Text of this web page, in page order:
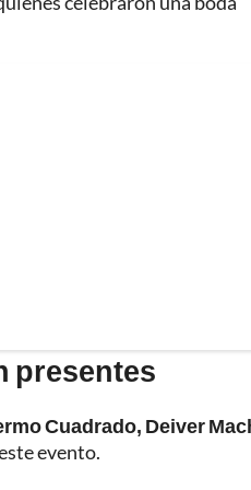
presentes
Cuadrado, Deiver
evento.